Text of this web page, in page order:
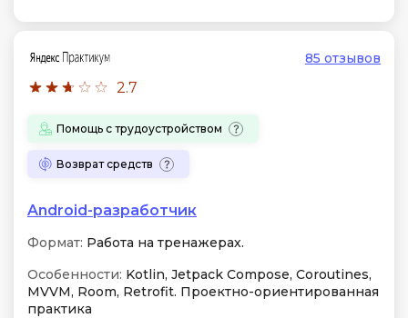
2.7
85 отзывов
Помощь с трудоустройством
Возврат средств
Android-разработчик
Формат: Работа на тренажерах.
Особенности: Kotlin, Jetpack Compose, Coroutines,
MVVM, Room, Retrofit. Проектно-ориентированная
практика